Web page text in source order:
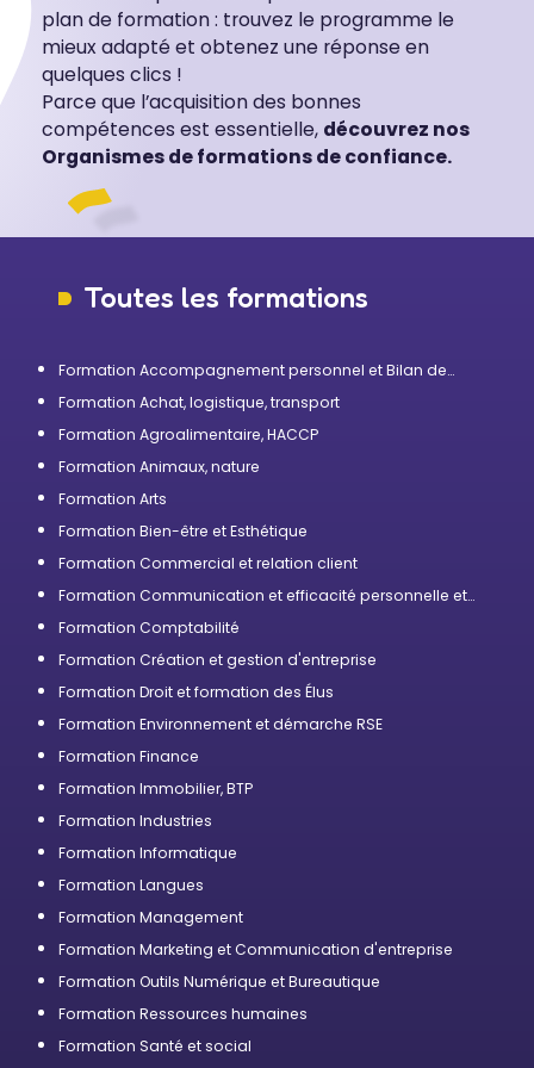
plan de formation : trouvez le programme le
mieux adapté et obtenez une réponse en
quelques clics !
Parce que l’acquisition des bonnes
compétences est essentielle, découvrez nos
Organismes de formations de confiance.
Toutes les formations
Formation Accompagnement personnel et Bilan de
Formation Achat, logistique, transport
Formation Agroalimentaire, HACCP
Formation Animaux, nature
Formation Arts
Formation Bien-être et Esthétique
Formation Commercial et relation client
Formation Communication et efficacité personnelle et
Formation Comptabilité
Formation Création et gestion d'entreprise
Formation Droit et formation des Élus
Formation Environnement et démarche RSE
Formation Finance
Formation Immobilier, BTP
Formation Industries
Formation Informatique
Formation Langues
Formation Management
Formation Marketing et Communication d'entreprise
Formation Outils Numérique et Bureautique
Formation Ressources humaines
Formation Santé et social